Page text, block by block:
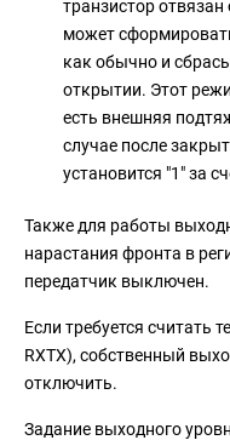
транзистор
может
как обычно и
открытии. Этот
есть внешняя
случае после
установится "1" за
Также для работы
нарастания фронта в
передатчик выключен.
Если требуется считать
RXTX), собственный
отключить.
Задание выходного